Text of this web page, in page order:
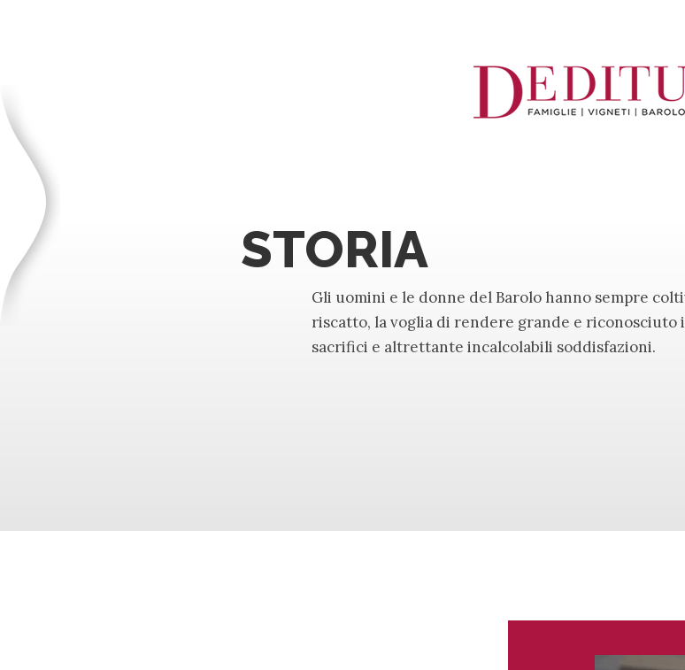
STORIA
Gli uomini e le donne del Barolo hanno sempre
riscatto, la voglia di rendere grande e
sacrifici e altrettante incalcolabili soddisfazioni.